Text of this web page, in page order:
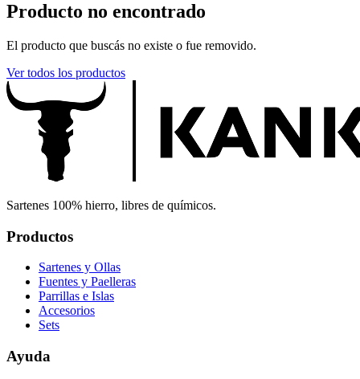
Producto no encontrado
El producto que buscás no existe o fue removido.
Ver todos los productos
Sartenes 100% hierro, libres de químicos.
Productos
Sartenes y Ollas
Fuentes y Paelleras
Parrillas e Islas
Accesorios
Sets
Ayuda